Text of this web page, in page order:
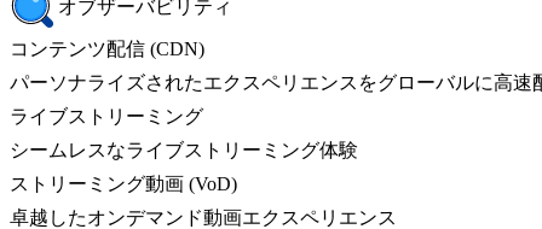
オブザーバビリティ
コンテンツ配信 (CDN)
パーソナライズされたエクスペリエンスをグローバルに高速
ライブストリーミング
シームレスなライブストリーミング体験
ストリーミング動画 (VoD)
卓越したオンデマンド動画エクスペリエンス